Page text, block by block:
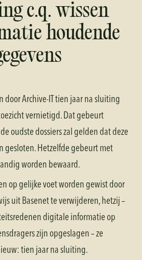
c.q. wissen
houdende
door Archive-IT tien jaar na sluiting
vernietigd. Dat gebeurt
oudste dossiers zal gelden dat deze
gesloten. Hetzelfde gebeurt met
worden bewaard.
op gelijke voet worden gewist door
uit Basenet te verwijderen, hetzij –
digitale informatie op
zijn opgeslagen – ze
tien jaar na sluiting.